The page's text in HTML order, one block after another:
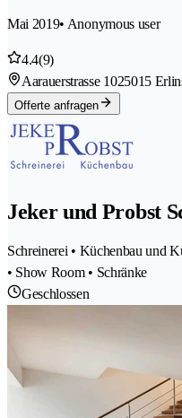
Mai 2019• Anonymous user
4.4(9)
Aarauerstrasse 1025015
Offerte anfragen
Jeker und Probst
Schreinerei • Küchenbau und
• Show Room • Schränke
Geschlossen